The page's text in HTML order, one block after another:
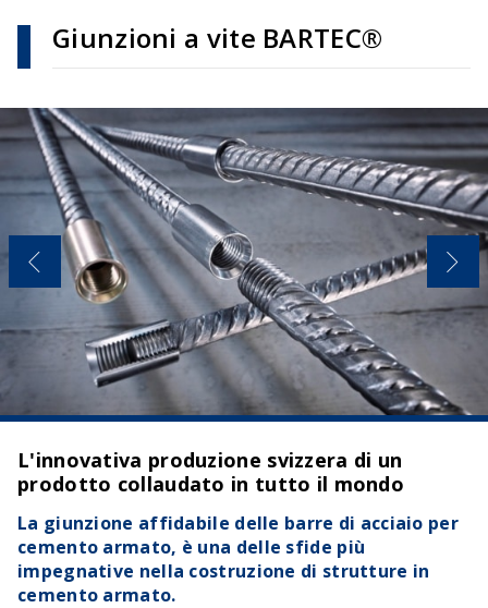
Giunzioni a vite BARTEC®
L'innovativa produzione svizzera di un
prodotto collaudato in tutto il mondo
La giunzione affidabile delle barre di acciaio per
cemento armato, è una delle sfide più
impegnative nella costruzione di strutture in
cemento armato.